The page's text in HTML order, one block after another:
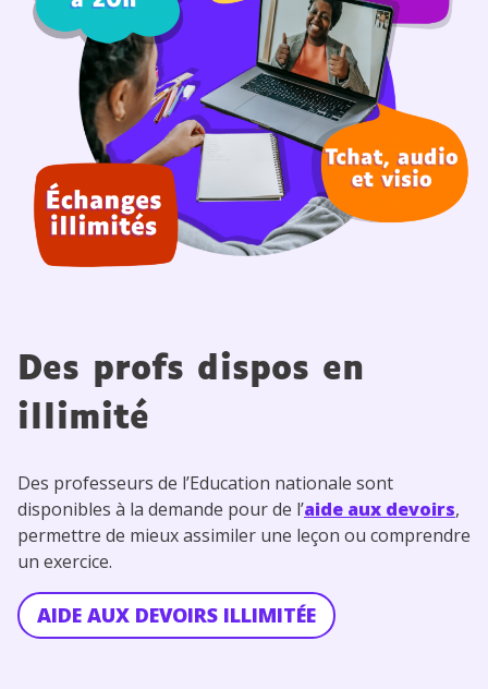
Des profs dispos en
illimité
Des professeurs de l’Education nationale sont
disponibles à la demande pour de l’aide aux devoirs,
permettre de mieux assimiler une leçon ou comprendre
un exercice.
AIDE AUX DEVOIRS ILLIMITÉE